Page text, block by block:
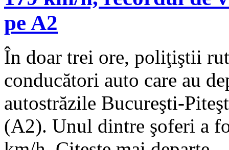
pe A2
În doar trei ore, poliţiştii
conducători auto care au
autostrăzile Bucureşti-
(A2). Unul dintre şoferi a